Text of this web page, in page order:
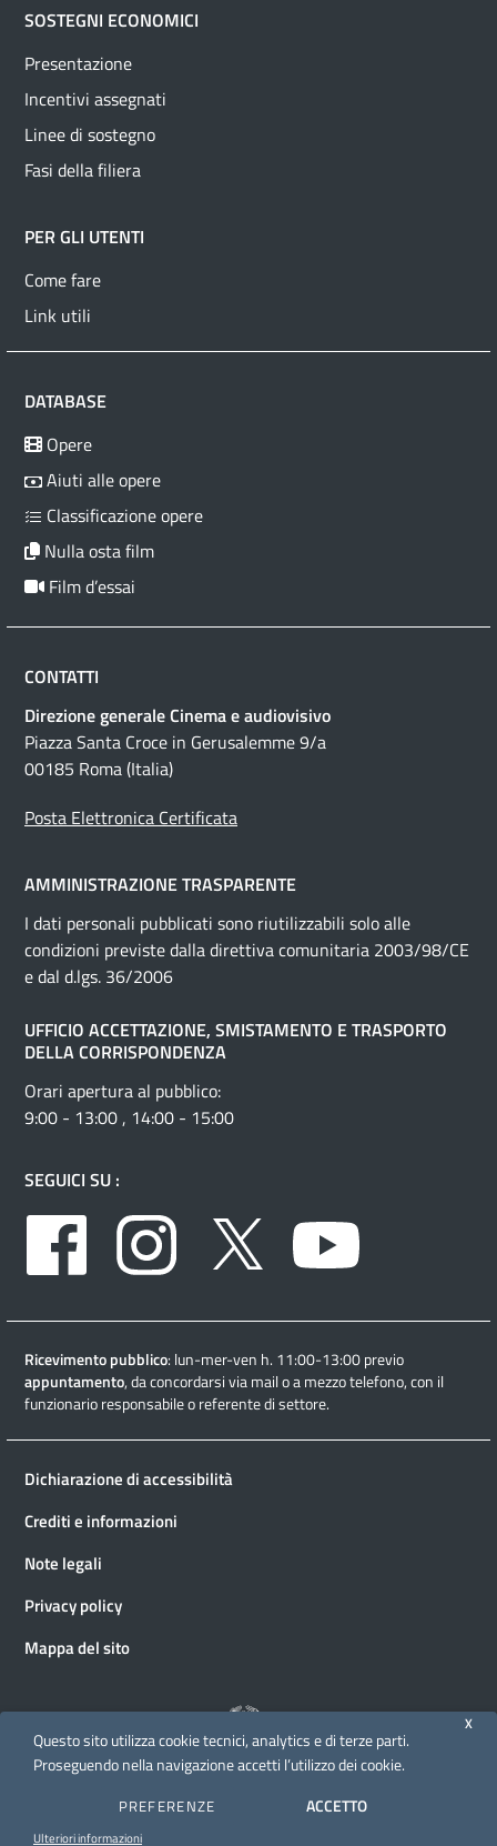
SOSTEGNI ECONOMICI
Presentazione
Incentivi assegnati
Linee di sostegno
Fasi della filiera
PER GLI UTENTI
Come fare
Link utili
DATABASE
Opere
Aiuti alle opere
Classificazione opere
Nulla osta film
Film d’essai
CONTATTI
Direzione generale Cinema e audiovisivo
Piazza Santa Croce in Gerusalemme 9/a
00185 Roma (Italia)
Posta Elettronica Certificata
AMMINISTRAZIONE TRASPARENTE
I dati personali pubblicati sono riutilizzabili solo alle
condizioni previste dalla direttiva comunitaria 2003/98/CE
e dal d.lgs. 36/2006
UFFICIO ACCETTAZIONE, SMISTAMENTO E TRASPORTO
DELLA CORRISPONDENZA
Orari apertura al pubblico:
9:00 - 13:00 , 14:00 - 15:00
SEGUICI SU :
Facebook
Instagram Twitter
Ricevimento pubblico: lun-mer-ven h. 11:00-13:00 previo
appuntamento, da concordarsi via mail o a mezzo telefono, con il
funzionario responsabile o referente di settore.
© 2026 Direzione generale Cinema e audiovisivo
Dichiarazione di accessibilità
Crediti e informazioni
Note legali
Privacy policy
Mappa del sito
X
Questo sito utilizza cookie tecnici, analytics e di terze parti.
Proseguendo nella navigazione accetti l’utilizzo dei cookie.
PREFERENZE ACCETTO
Ulteriori informazioni